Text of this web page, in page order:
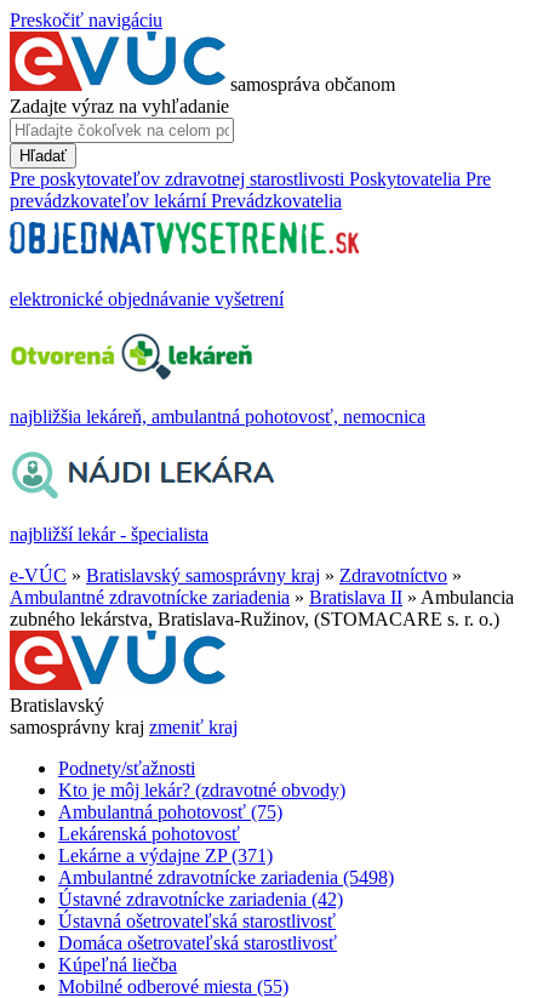
Preskočiť navigáciu
samospráva občanom
Zadajte výraz na vyhľadanie
Hľadať
Pre poskytovateľov zdravotnej starostlivosti Poskytovatelia Pre
prevádzkovateľov lekární Prevádzkovatelia
elektronické objednávanie vyšetrení
najbližšia lekáreň, ambulantná pohotovosť, nemocnica
najbližší lekár - špecialista
e-VÚC » Bratislavský samosprávny kraj » Zdravotníctvo »
Ambulantné zdravotnícke zariadenia » Bratislava II » Ambulancia
zubného lekárstva, Bratislava-Ružinov, (STOMACARE s. r. o.)
Bratislavský
samosprávny kraj zmeniť kraj
Podnety/sťažnosti
Kto je môj lekár? (zdravotné obvody)
Ambulantná pohotovosť (75)
Lekárenská pohotovosť
Lekárne a výdajne ZP (371)
Ambulantné zdravotnícke zariadenia (5498)
Ústavné zdravotnícke zariadenia (42)
Ústavná ošetrovateľská starostlivosť
Domáca ošetrovateľská starostlivosť
Kúpeľná liečba
Mobilné odberové miesta (55)